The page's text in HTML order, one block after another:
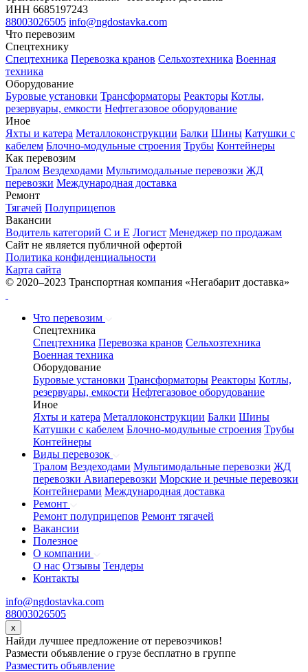
ИНН 6685197243
88003026505 info@ngdostavka.com
Что перевозим
Спецтехнику
Спецтехника Перевозка кранов Сельхозтехника Военная
техника
Оборудование
Буровые установки Трансформаторы Реакторы Котлы,
резервуары, емкости Нефтегазовое оборудование
Иное
Яхты и катера Металлоконструкции Балки Шины Катушки с
кабелем Блочно-модульные строения Трубы Контейнеры
Как перевозим
Тралом Вездеходами Мультимодальные перевозки ЖД
перевозки Международная доставка
Ремонт
Тягачей Полуприцепов
Вакансии
Водитель категорий С и Е Логист Менеджер по продажам
Сайт не является публичной офертой
Политика конфиденциальности
Карта сайта
© 2020–2023 Транспортная компания «Негабарит доставка»
Что перевозим
Спецтехника
Спецтехника Перевозка кранов Сельхозтехника
Военная техника
Оборудование
Буровые установки Трансформаторы Реакторы Котлы,
резервуары, емкости Нефтегазовое оборудование
Иное
Яхты и катера Металлоконструкции Балки Шины
Катушки с кабелем Блочно-модульные строения Трубы
Контейнеры
Виды перевозок
Тралом Вездеходами Мультимодальные перевозки ЖД
перевозки Авиаперевозки Морские и речные перевозки
Контейнерами Международная доставка
Ремонт
Ремонт полуприцепов Ремонт тягачей
Вакансии
Полезное
О компании
О нас Отзывы Тендеры
Контакты
info@ngdostavka.com
88003026505
x
Найди лучшее предложение от перевозчиков!
Размести объявление о грузе бесплатно в группе
Разместить объявление